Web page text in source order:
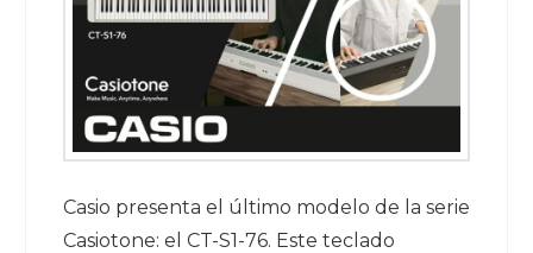
Casio presenta el último modelo de la serie
Casiotone: el CT-S1-76. Este teclado